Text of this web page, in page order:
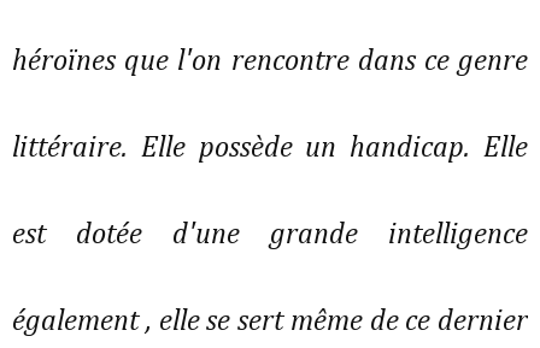
héroïnes que l'on rencontre dans ce genre
littéraire. Elle possède un handicap. Elle
est dotée d'une grande intelligence
également , elle se sert même de ce dernier